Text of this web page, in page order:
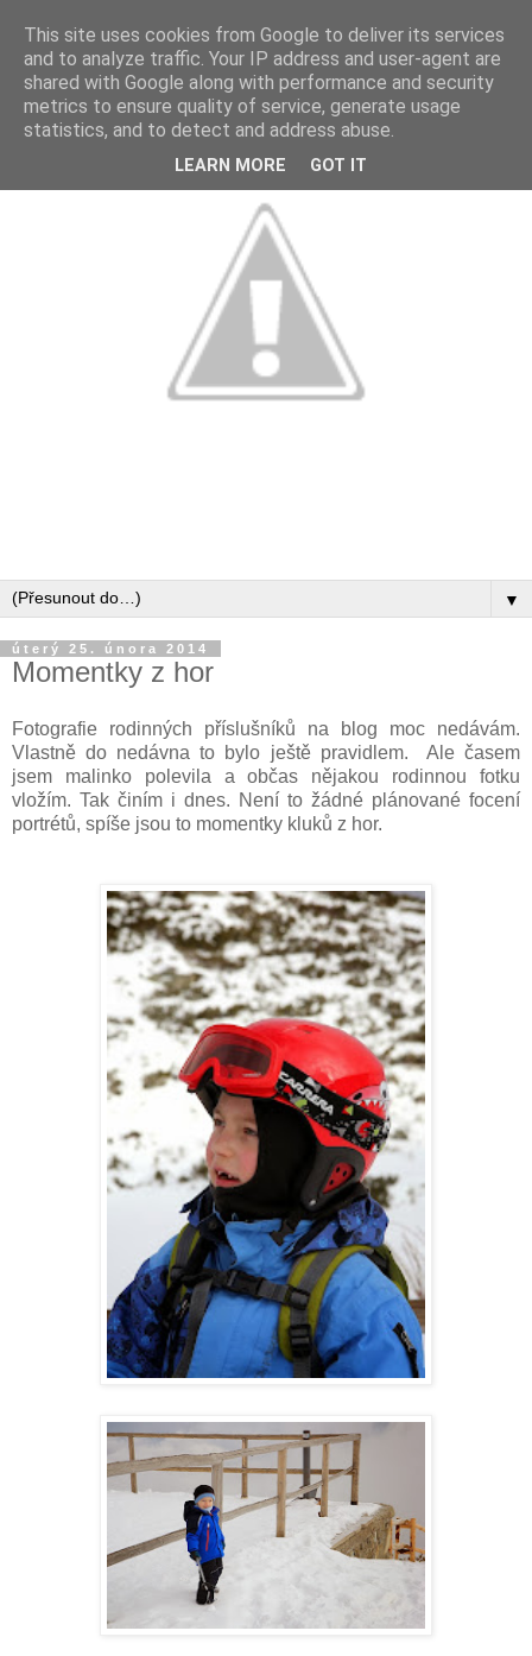
▼
úterý 25. února 2014
Momentky z hor
Fotografie rodinných příslušníků na blog moc nedávám.
Vlastně do nedávna to bylo ještě pravidlem. Ale časem
jsem malinko polevila a občas nějakou rodinnou fotku
vložím. Tak činím i dnes. Není to žádné plánované focení
portrétů, spíše jsou to momentky kluků z hor.
This site uses cookies from Google to deliver its services
and to analyze traffic. Your IP address and user-agent are
shared with Google along with performance and security
metrics to ensure quality of service, generate usage
statistics, and to detect and address abuse.
LEARN MORE GOT IT